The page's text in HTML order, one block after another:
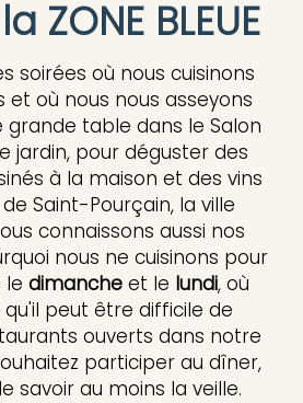
ZONE BLEUE
soirées où nous cuisinons
et où nous nous asseyons
table dans le Salon
jardin, pour déguster des
à la maison et des vins
Saint-Pourçain, la ville
connaissons aussi nos
nous ne cuisinons pour
le dimancheet le lundi, où
qu'il peut être difficile de
ouverts dans notre
participer au dîner,
savoir au moins la veille.